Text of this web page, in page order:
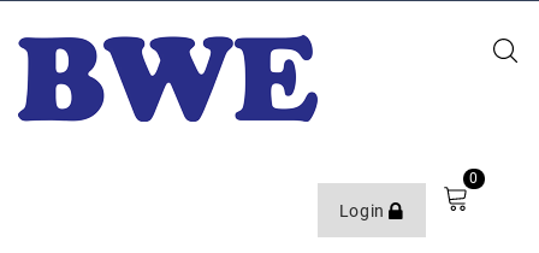
Login
0